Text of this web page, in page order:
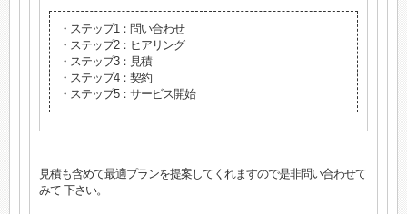
・ステップ1：問い合わせ
・ステップ2：ヒアリング
・ステップ3：見積
・ステップ4：契約
・ステップ5：サービス開始
見積も含めて最適プランを提案してくれますので是非問い合わせて
みて 下さい。